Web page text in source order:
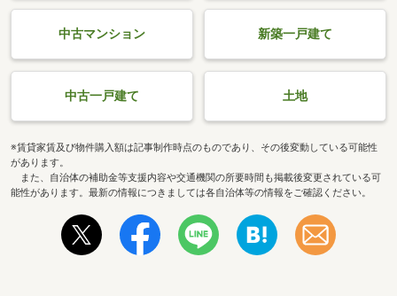
中古マンション 新築一戸建て
中古一戸建て 土地
※賃貸家賃及び物件購入額は記事制作時点のものであり、その後変動している可能性
があります。
また、自治体の補助金等支援内容や交通機関の所要時間も掲載後変更されている可
能性があります。最新の情報につきましては各自治体等の情報をご確認ください。